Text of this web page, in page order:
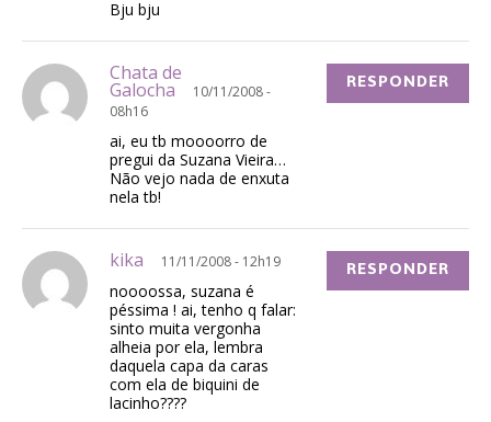
Bju bju
Chata de
Galocha
10/11/2008 -
08h16
ai, eu tb moooorro de
pregui da Suzana Vieira…
Não vejo nada de enxuta
nela tb!
RESPONDER
kika 11/11/2008 - 12h19
noooossa, suzana é
péssima ! ai, tenho q falar:
sinto muita vergonha
alheia por ela, lembra
daquela capa da caras
com ela de biquini de
lacinho????
RESPONDER